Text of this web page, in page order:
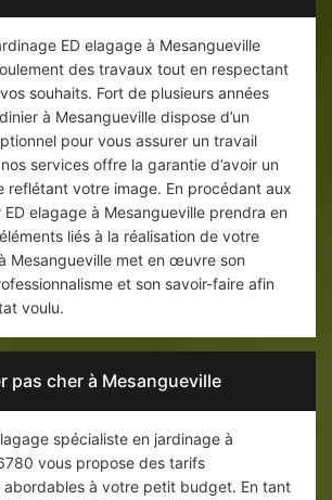
ED elagage à Mesangueville
des travaux tout en respectant
souhaits. Fort de plusieurs années
à Mesangueville dispose d’un
pour vous assurer un travail
services offre la garantie d’avoir un
reflétant votre image. En procédant aux
elagage à Mesangueville prendra en
liés à la réalisation de votre
Mesangueville met en œuvre son
et son savoir-faire afin
voulu.
pas cher à Mesangueville
spécialiste en jardinage à
vous propose des tarifs
à votre petit budget. En tant